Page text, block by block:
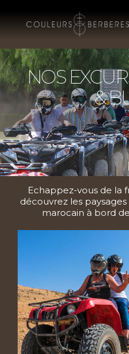
NOS
&
Echappez-vous de la
découvrez les
marocain à bord